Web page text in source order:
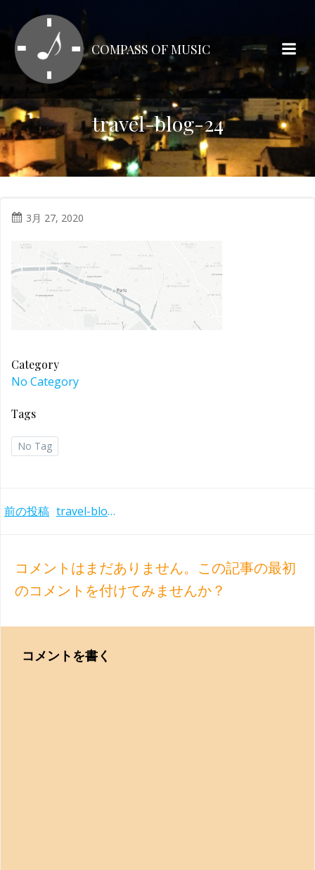
テ
ン
ツ
ス
キ
ッ
プ
COMPASS OF MUSIC
travel-blog-24
3月 27, 2020
Category
No Category
Tags
No Tag
Post
前の投稿 travel-blog-24
コメントはまだありません。この記事の最初
のコメントを付けてみませんか？
コメントを書く